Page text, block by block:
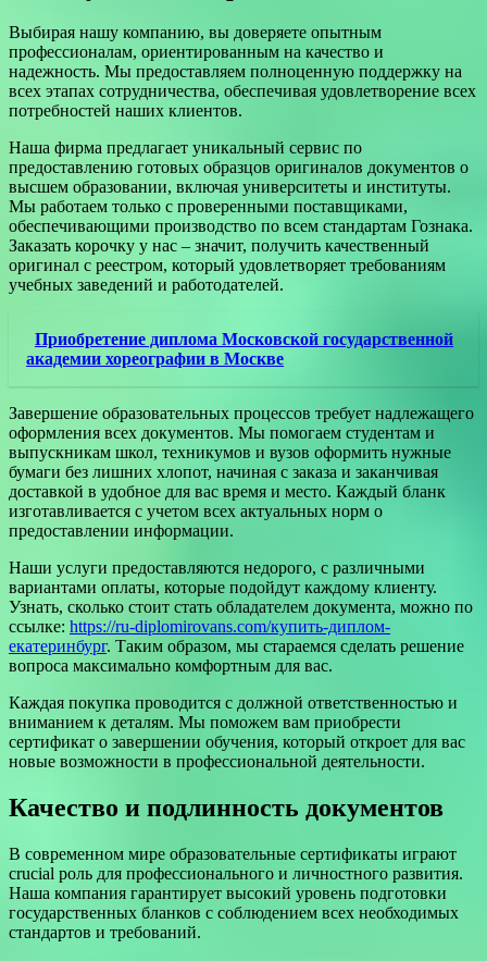
Выбирая нашу компанию, вы доверяете опытным
профессионалам, ориентированным на качество и
надежность. Мы предоставляем полноценную поддержку на
всех этапах сотрудничества, обеспечивая удовлетворение всех
потребностей наших клиентов.
Наша фирма предлагает уникальный сервис по
предоставлению готовых образцов оригиналов документов о
высшем образовании, включая университеты и институты.
Мы работаем только с проверенными поставщиками,
обеспечивающими производство по всем стандартам Гознака.
Заказать корочку у нас – значит, получить качественный
оригинал с реестром, который удовлетворяет требованиям
учебных заведений и работодателей.
Приобретение диплома Московской государственной
академии хореографии в Москве
Завершение образовательных процессов требует надлежащего
оформления всех документов. Мы помогаем студентам и
выпускникам школ, техникумов и вузов оформить нужные
бумаги без лишних хлопот, начиная с заказа и заканчивая
доставкой в удобное для вас время и место. Каждый бланк
изготавливается с учетом всех актуальных норм о
предоставлении информации.
Наши услуги предоставляются недорого, с различными
вариантами оплаты, которые подойдут каждому клиенту.
Узнать, сколько стоит стать обладателем документа, можно по
ссылке: https://ru-diplomirovans.com/купить-диплом-
екатеринбург. Таким образом, мы стараемся сделать решение
вопроса максимально комфортным для вас.
Каждая покупка проводится с должной ответственностью и
вниманием к деталям. Мы поможем вам приобрести
сертификат о завершении обучения, который откроет для вас
новые возможности в профессиональной деятельности.
Качество и подлинность документов
В современном мире образовательные сертификаты играют
crucial роль для профессионального и личностного развития.
Наша компания гарантирует высокий уровень подготовки
государственных бланков с соблюдением всех необходимых
стандартов и требований.